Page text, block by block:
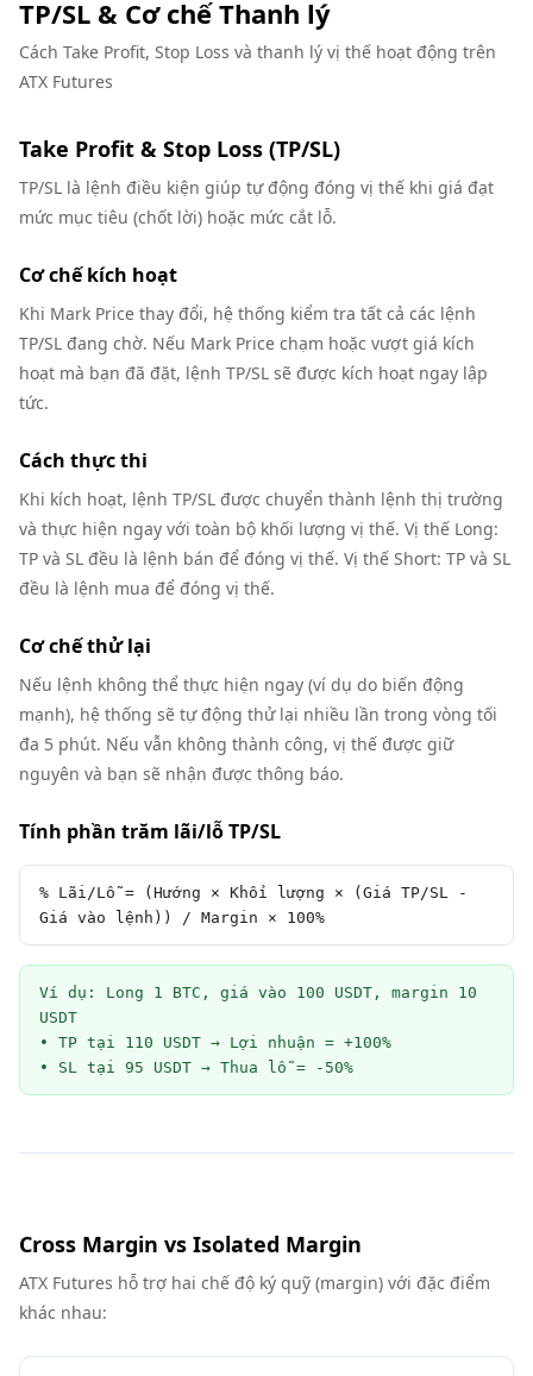
TP/SL & Cơ chế Thanh lý
Cách Take Profit, Stop Loss và thanh lý vị thế hoạt động trên
ATX Futures
Take Profit & Stop Loss (TP/SL)
TP/SL là lệnh điều kiện giúp tự động đóng vị thế khi giá đạt
mức mục tiêu (chốt lời) hoặc mức cắt lỗ.
Cơ chế kích hoạt
Khi Mark Price thay đổi, hệ thống kiểm tra tất cả các lệnh
TP/SL đang chờ. Nếu Mark Price chạm hoặc vượt giá kích
hoạt mà bạn đã đặt, lệnh TP/SL sẽ được kích hoạt ngay lập
tức.
Cách thực thi
Khi kích hoạt, lệnh TP/SL được chuyển thành lệnh thị trường
và thực hiện ngay với toàn bộ khối lượng vị thế. Vị thế Long:
TP và SL đều là lệnh bán để đóng vị thế. Vị thế Short: TP và SL
đều là lệnh mua để đóng vị thế.
Cơ chế thử lại
Nếu lệnh không thể thực hiện ngay (ví dụ do biến động
mạnh), hệ thống sẽ tự động thử lại nhiều lần trong vòng tối
đa 5 phút. Nếu vẫn không thành công, vị thế được giữ
nguyên và bạn sẽ nhận được thông báo.
Tính phần trăm lãi/lỗ TP/SL
% Lãi/Lỗ = (Hướng × Khối lượng × (Giá TP/SL -
Giá vào lệnh)) / Margin × 100%
Ví dụ: Long 1 BTC, giá vào 100 USDT, margin 10
USDT
• TP tại 110 USDT → Lợi nhuận = +100%
• SL tại 95 USDT → Thua lỗ = -50%
Cross Margin vs Isolated Margin
ATX Futures hỗ trợ hai chế độ ký quỹ (margin) với đặc điểm
khác nhau: